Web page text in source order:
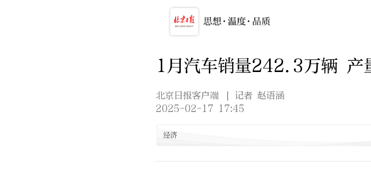
1月汽车销量242.3万辆 产
北京日报客户端
| 记者 赵语涵
2025-02-17 17:45
经济